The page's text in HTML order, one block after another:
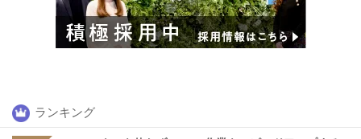
ランキング